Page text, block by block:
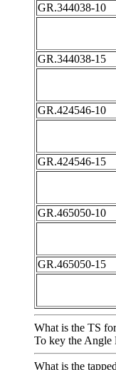
GR.344038-10
GR.344038-15
GR.424546-10
GR.424546-15
GR.465050-10
GR.465050-15
What is the TS
To key the Angle
What is the